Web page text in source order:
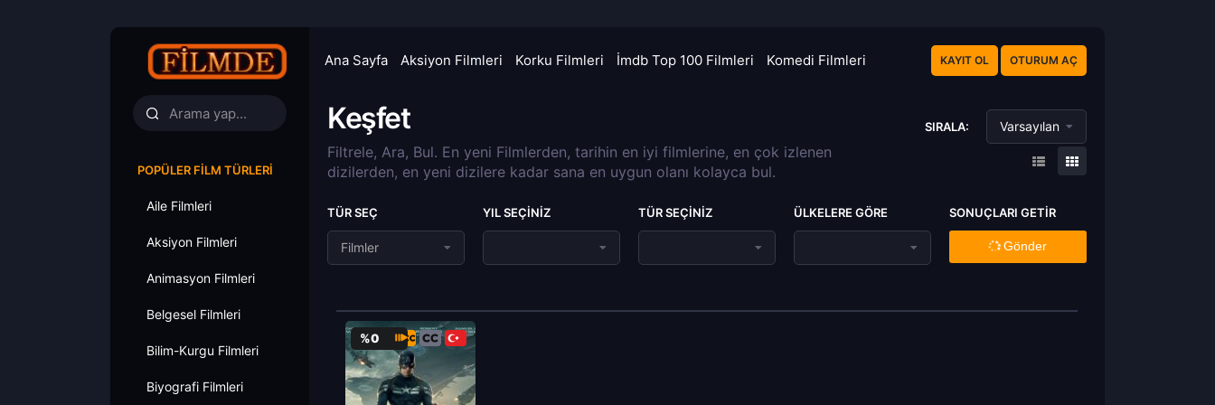
Ana Sayfa Aksiyon Filmleri Korku Filmleri İmdb Top 100 Filmleri Komedi Filmleri KAYIT OL OTURUM AÇ
POPÜLER FILM TÜRLERI
Aile Filmleri
Aksiyon Filmleri
Animasyon Filmleri
Belgesel Filmleri
Bilim-Kurgu Filmleri
Biyografi Filmleri
Keşfet
Filtrele, Ara, Bul. En yeni Filmlerden, tarihin en iyi filmlerine, en çok izlenen
dizilerden, en yeni dizilere kadar sana en uygun olanı kolayca bul.
SIRALA: Varsayılan
TÜR SEÇ
Filmler
YIL SEÇINIZ TÜR SEÇINIZ ÜLKELERE GÖRE SONUÇLARI GETIR
Gönder
%0